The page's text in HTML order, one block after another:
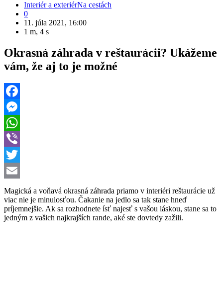
Interiér a exteriérNa cestách
0
11. júla 2021, 16:00
1 m, 4 s
Okrasná záhrada v reštaurácii? Ukážeme
vám, že aj to je možné
Facebook
Messenger
WhatsApp
Viber
Twitter
Email
Magická a voňavá okrasná záhrada priamo v interiéri reštaurácie už
viac nie je minulosťou. Čakanie na jedlo sa tak stane hneď
príjemnejšie. Ak sa rozhodnete ísť najesť s vašou láskou, stane sa to
jedným z vašich najkrajších rande, aké ste dovtedy zažili.